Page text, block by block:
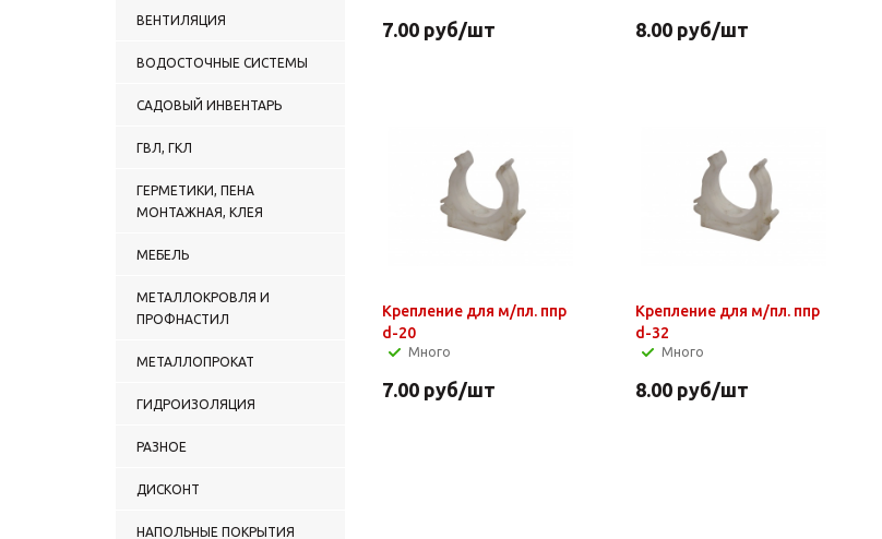
ВЕНТИЛЯЦИЯ
ВОДОСТОЧНЫЕ СИСТЕМЫ
САДОВЫЙ ИНВЕНТАРЬ
ГВЛ, ГКЛ
ГЕРМЕТИКИ, ПЕНА
МОНТАЖНАЯ, КЛЕЯ
МЕБЕЛЬ
МЕТАЛЛОКРОВЛЯ И
ПРОФНАСТИЛ
МЕТАЛЛОПРОКАТ
ГИДРОИЗОЛЯЦИЯ
РАЗНОЕ
ДИСКОНТ
НАПОЛЬНЫЕ ПОКРЫТИЯ
7.00 руб/шт 8.00руб/шт
Крепление для м/пл. ппр
d-20
Много
7.00 руб/шт
Крепление для м/пл. ппр
d-32
Много
8.00руб/шт